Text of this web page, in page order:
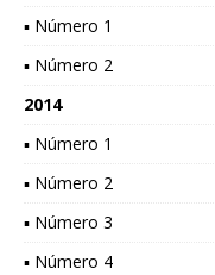
▪ Número 1
▪ Número 2
2014
▪ Número 1
▪ Número 2
▪ Número 3
▪ Número 4